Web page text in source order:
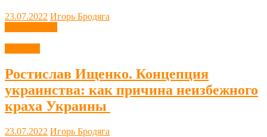
23.07.2022 Игорь Бродяга
Ростислав Ищенко. Концепция
украинства: как причина неизбежного
краха Украины
23.07.2022 Игорь Бродяга